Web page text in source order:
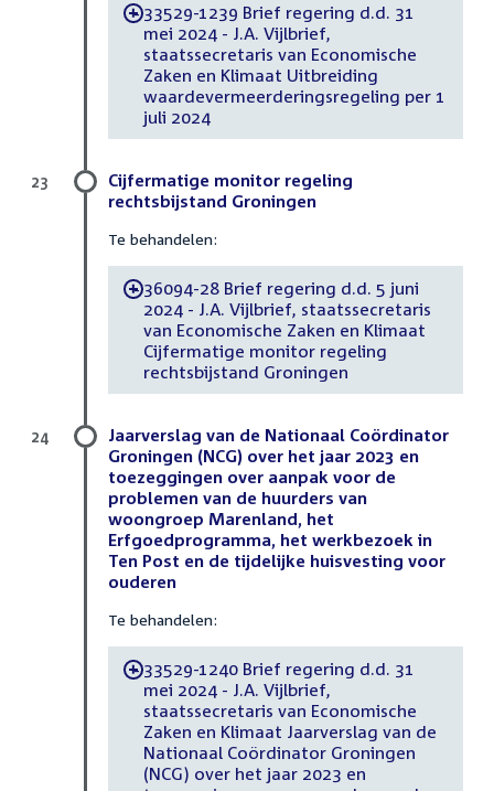
-33529-1239 Brief regering d.d. 31
mei 2024 - J.A. Vijlbrief,
staatssecretaris van Economische
Zaken en Klimaat Uitbreiding
waardevermeerderingsregeling per 1
juli 2024
Cijfermatige monitor regeling
rechtsbijstand Groningen
Te behandelen:
-36094-28 Brief regering d.d. 5 juni
2024 - J.A. Vijlbrief, staatssecretaris
van Economische Zaken en Klimaat
Cijfermatige monitor regeling
rechtsbijstand Groningen
23
Jaarverslag van de Nationaal Coördinator
Groningen (NCG) over het jaar 2023 en
toezeggingen over aanpak voor de
problemen van de huurders van
woongroep Marenland, het
Erfgoedprogramma, het werkbezoek in
Ten Post en de tijdelijke huisvesting voor
ouderen
Te behandelen:
-33529-1240 Brief regering d.d. 31
mei 2024 - J.A. Vijlbrief,
staatssecretaris van Economische
Zaken en Klimaat Jaarverslag van de
Nationaal Coördinator Groningen
(NCG) over het jaar 2023 en
24